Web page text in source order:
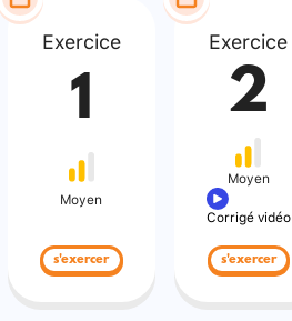
Exercice
1
Moyen
s'exercer
Exercice
2
Moyen
Corrigé vidéo
s'exercer